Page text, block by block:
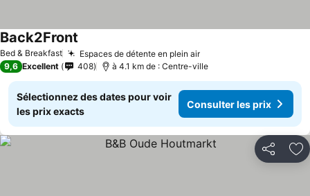
Bed & Breakfast Espaces de détente en plein air
Back2Front
9,6 Excellent 408 à 4.1 km de : Centre-ville
Sélectionnez des dates pour voir
les prix exacts
Consulter les prix
Partager